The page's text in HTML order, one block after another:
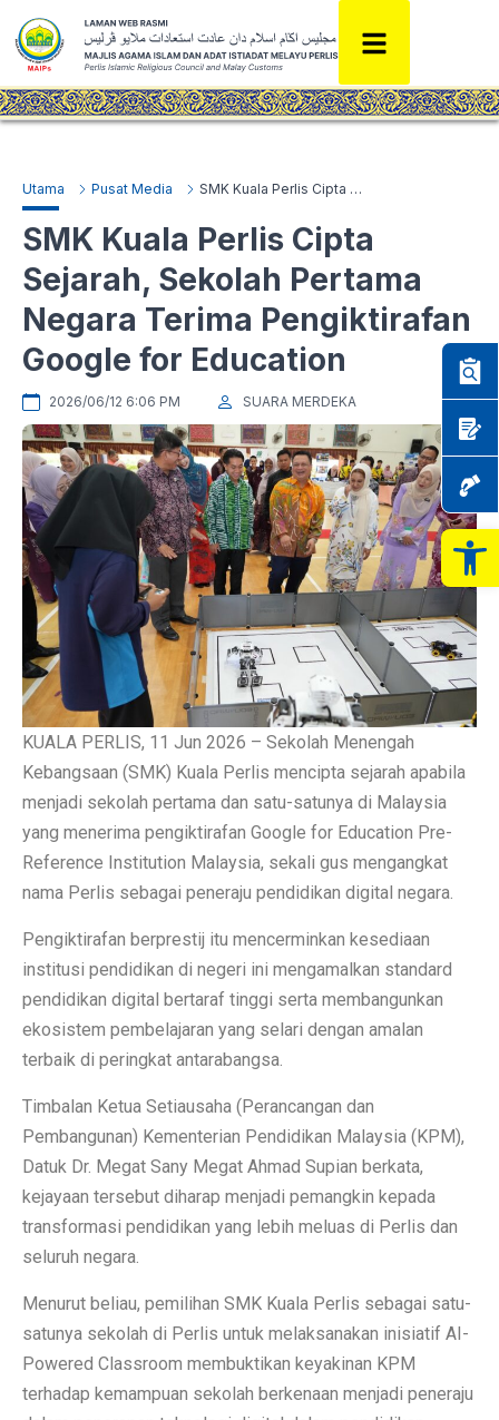
Utama Pusat Media SMK Kuala Perlis Cipta Sejarah, Sekolah Pertama Negara Terima Pengiktirafan Google for Education
SMK Kuala Perlis Cipta
Sejarah, Sekolah Pertama
Negara Terima Pengiktirafan
Google for Education
2026/06/12 6:06 PM SUARA MERDEKA
KUALA PERLIS, 11 Jun 2026 – Sekolah Menengah
Kebangsaan (SMK) Kuala Perlis mencipta sejarah apabila
menjadi sekolah pertama dan satu-satunya di Malaysia
yang menerima pengiktirafan Google for Education Pre-
Reference Institution Malaysia, sekali gus mengangkat
nama Perlis sebagai peneraju pendidikan digital negara.
Pengiktirafan berprestij itu mencerminkan kesediaan
institusi pendidikan di negeri ini mengamalkan standard
pendidikan digital bertaraf tinggi serta membangunkan
ekosistem pembelajaran yang selari dengan amalan
terbaik di peringkat antarabangsa.
Timbalan Ketua Setiausaha (Perancangan dan
Pembangunan) Kementerian Pendidikan Malaysia (KPM),
Datuk Dr. Megat Sany Megat Ahmad Supian berkata,
kejayaan tersebut diharap menjadi pemangkin kepada
transformasi pendidikan yang lebih meluas di Perlis dan
seluruh negara.
Menurut beliau, pemilihan SMK Kuala Perlis sebagai satu-
satunya sekolah di Perlis untuk melaksanakan inisiatif AI-
Powered Classroom membuktikan keyakinan KPM
terhadap kemampuan sekolah berkenaan menjadi peneraju